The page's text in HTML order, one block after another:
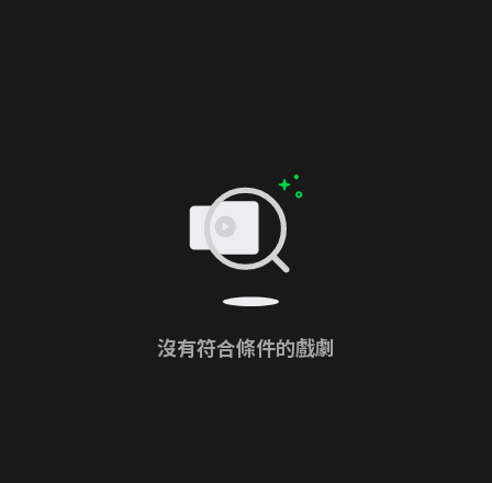
沒有符合條件的戲劇